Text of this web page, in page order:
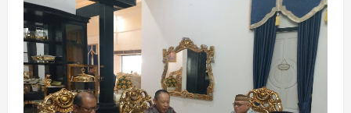
Kepala
Daerah
Demokrat,
Ikuti
Sarasehan
Bersama
SBY
dan
AHY